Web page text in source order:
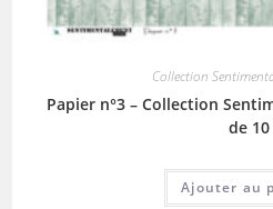
Collection
Papier n°3 – Collection
de 10
Ajouter au